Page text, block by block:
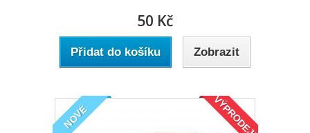
50 Kč
Přidat do košíku Zobrazit
NOVÉ VÝPRODEJ!